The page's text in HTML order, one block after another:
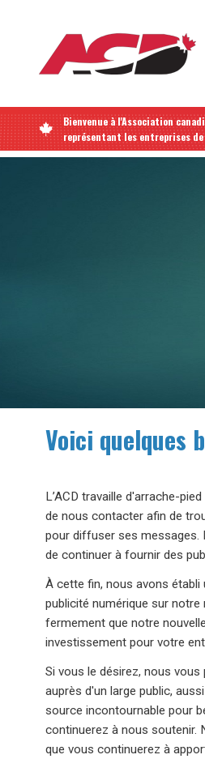
principal
Bienvenue à l'Association
représentant les entreprises
Voici quelques
L’ACD travaille d'arrache-
de nous contacter afin de
pour diffuser ses messages.
de continuer à fournir des
À cette fin, nous avons établi
publicité numérique sur notre
fermement que notre
investissement pour votre
Si vous le désirez, nous
auprès d'un large public,
source incontournable pour
continuerez à nous soutenir.
que vous continuerez à